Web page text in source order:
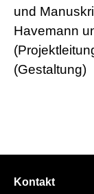
und
Havemann
(Gestaltung)
Kontakt